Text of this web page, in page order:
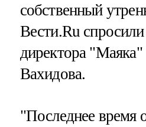
собственный
Вести.Ru
директора "Маяка"
Вахидова.
"Последнее время